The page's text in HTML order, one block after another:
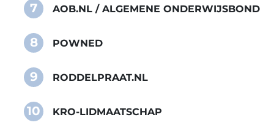
7 AOB.NL / ALGEMENE ONDERWIJSBOND
8 POWNED
9 RODDELPRAAT.NL
10 KRO-LIDMAATSCHAP